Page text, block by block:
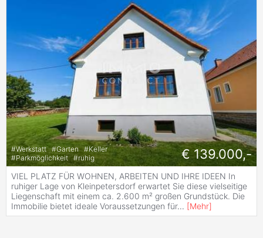
#Werkstatt #Garten #Keller
#Parkmöglichkeit #ruhig € 139.000,-
VIEL PLATZ FÜR WOHNEN, ARBEITEN UND IHRE IDEEN In
ruhiger Lage von Kleinpetersdorf erwartet Sie diese vielseitige
Liegenschaft mit einem ca. 2.600 m² großen Grundstück. Die
Immobilie bietet ideale Voraussetzungen für... [Mehr]